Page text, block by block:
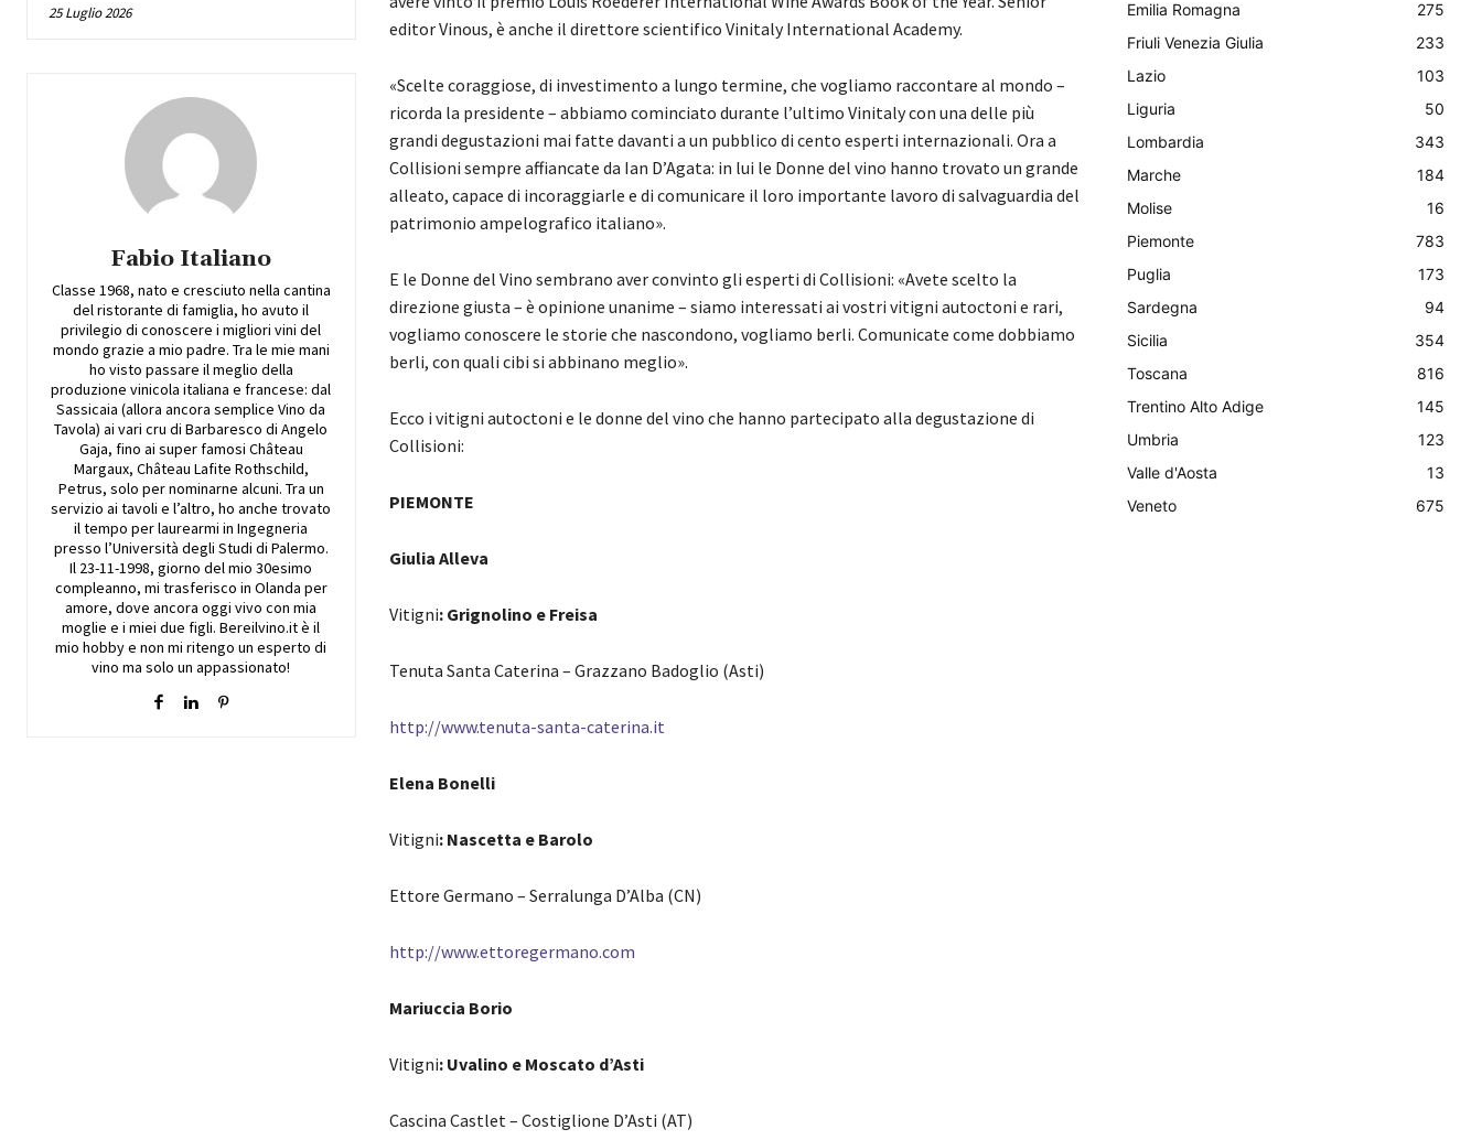
25 Luglio 2026
Fabio Italiano
Classe 1968, nato e cresciuto nella cantina
del ristorante di famiglia, ho avuto il
privilegio di conoscere i migliori vini del
mondo grazie a mio padre. Tra le mie mani
ho visto passare il meglio della
produzione vinicola italiana e francese: dal
Sassicaia (allora ancora semplice Vino da
Tavola) ai vari cru di Barbaresco di Angelo
Gaja, fino ai super famosi Château
Margaux, Château Lafite Rothschild,
Petrus, solo per nominarne alcuni. Tra un
servizio ai tavoli e l’altro, ho anche trovato
il tempo per laurearmi in Ingegneria
presso l’Università degli Studi di Palermo.
Il 23-11-1998, giorno del mio 30esimo
compleanno, mi trasferisco in Olanda per
amore, dove ancora oggi vivo con mia
moglie e i miei due figli. Bereilvino.it è il
mio hobby e non mi ritengo un esperto di
vino ma solo un appassionato!
editor Vinous, è anche il direttore scientifico Vinitaly International Academy.
«Scelte coraggiose, di investimento a lungo termine, che vogliamo raccontare al mondo –
ricorda la presidente – abbiamo cominciato durante l’ultimo Vinitaly con una delle più
grandi degustazioni mai fatte davanti a un pubblico di cento esperti internazionali. Ora a
Collisioni sempre affiancate da Ian D’Agata: in lui le Donne del vino hanno trovato un grande
alleato, capace di incoraggiarle e di comunicare il loro importante lavoro di salvaguardia del
patrimonio ampelografico italiano».
E le Donne del Vino sembrano aver convinto gli esperti di Collisioni: «Avete scelto la
direzione giusta – è opinione unanime – siamo interessati ai vostri vitigni autoctoni e rari,
vogliamo conoscere le storie che nascondono, vogliamo berli. Comunicate come dobbiamo
berli, con quali cibi si abbinano meglio».
Ecco i vitigni autoctoni e le donne del vino che hanno partecipato alla degustazione di
Collisioni:
PIEMONTE
Giulia Alleva
Vitigni: Grignolino e Freisa
Tenuta Santa Caterina – Grazzano Badoglio (Asti)
http://www.tenuta-santa-caterina.it
Elena Bonelli
Vitigni: Nascetta e Barolo
Ettore Germano – Serralunga D’Alba (CN)
http://www.ettoregermano.com
Mariuccia Borio
Vitigni: Uvalino e Moscato d’Asti
Cascina Castlet – Costiglione D’Asti (AT)
Emilia Romagna
275
Friuli Venezia Giulia
233
Lazio
103
Liguria
50
Lombardia
343
Marche
184
Molise
16
Piemonte
783
Puglia
173
Sardegna
94
Sicilia
354
Toscana
816
Trentino Alto Adige
145
Umbria
123
Valle d'Aosta
13
Veneto
675